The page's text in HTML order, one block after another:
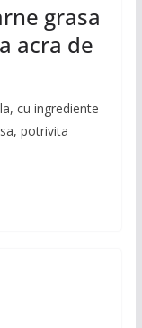
grasa
acra de
cu ingrediente
potrivita